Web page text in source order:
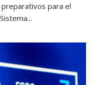
para el